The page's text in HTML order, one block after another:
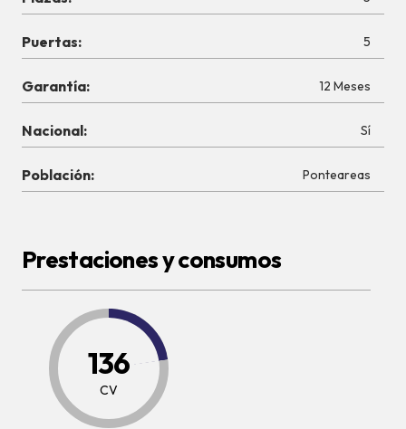
Puertas: 5
Garantía: 12 Meses
Nacional: Sí
Población: Ponteareas
Prestaciones y consumos
136
CV